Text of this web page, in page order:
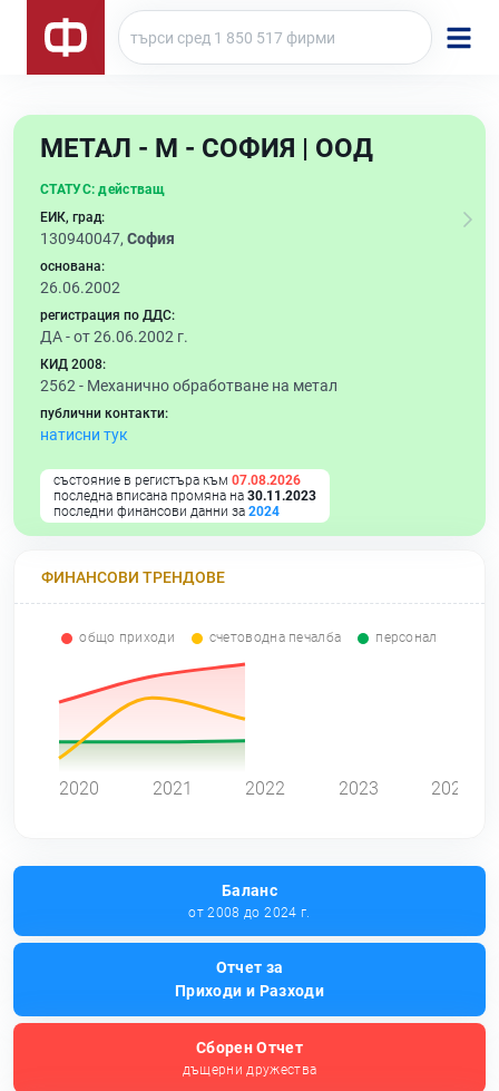
МЕТАЛ - М - СОФИЯ | ООД
СТАТУС: действащ
ЕИК, град:
130940047, София
основана:
26.06.2002
регистрация по ДДС:
ДА - от 26.06.2002 г.
КИД 2008:
2562 - Механично обработване на метал
публични контакти:
натисни тук
състояние в регистъра към 07.08.2026
последна вписана промяна на 30.11.2023
последни финансови данни за 2024
ФИНАНСОВИ ТРЕНДОВЕ
общо приходи счетоводна печалба персонал
2020 2021 2022 2023 2024
Баланс
от 2008 до 2024 г.
Отчет за
Приходи и Разходи
Сборен Отчет
дъщерни дружества